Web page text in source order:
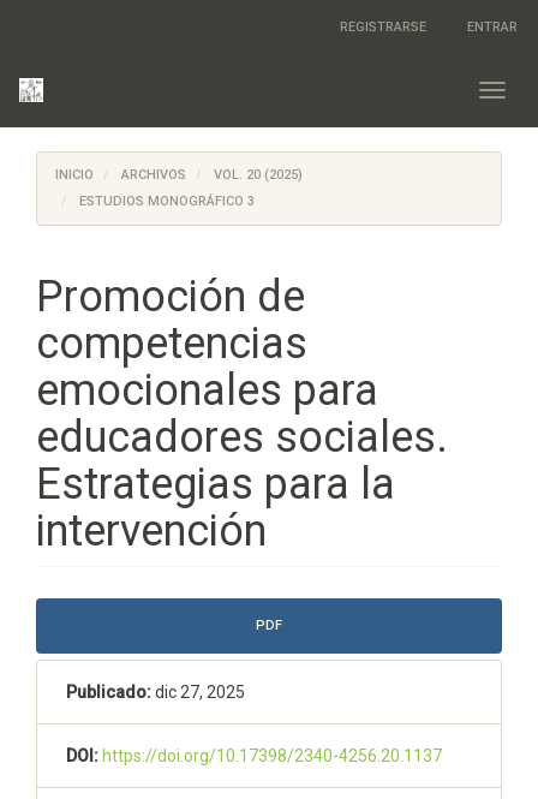
contenido
la
página
Navegación
principal
Contenido
lateral
REGISTRARSE ENTRAR
INICIO ARCHIVOS
VOL. 20 (2025)
ESTUDIOS MONOGRÁFICO 3
Promoción de
competencias
emocionales para
educadores sociales.
Estrategias para la
intervención
Barra
lateral
del
artículo
PDF
Publicado:dic 27, 2025
DOI: https://doi.org/10.17398/2340-4256.20.1137